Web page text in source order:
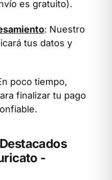
es gratuito).
: Nuestro
tus datos y
poco tiempo,
finalizar tu pago
-